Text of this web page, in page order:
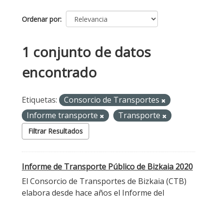
Ordenar por
1 conjunto de datos
encontrado
Etiquetas:
Consorcio de Transportes
Informe transporte
Transporte
Filtrar Resultados
Informe de Transporte Público de Bizkaia 2020
El Consorcio de Transportes de Bizkaia (CTB)
elabora desde hace años el Informe del